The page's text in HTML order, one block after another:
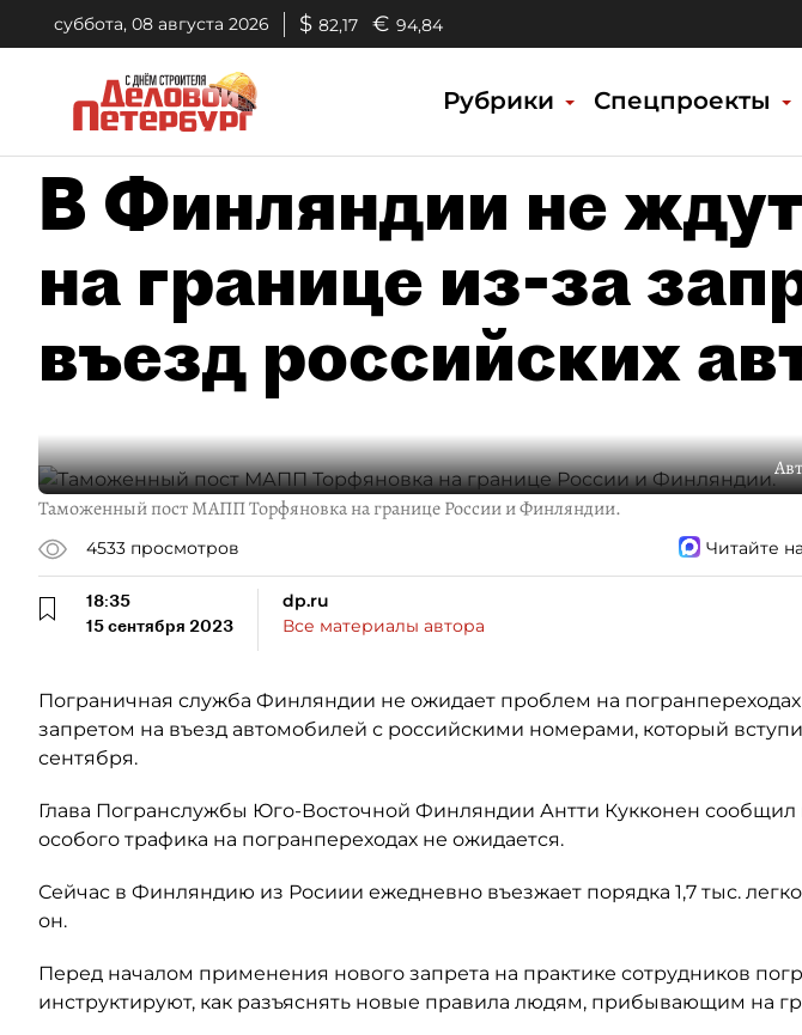
суббота, 08 августа 2026 $ 82,17 € 94,84
Рубрики Спецпроекты
В Финляндии не
на границе из-за
въезд российских
Таможенный пост МАПП Торфяновка на границе России и Финляндии.
4533 просмотров Читайте
18:35
15 сентября 2023
dp.ru
Все материалы автора
Пограничная служба Финляндии не ожидает проблем на погранпереходах
запретом на въезд автомобилей с российскими номерами, который
сентября.
Глава Погранслужбы Юго-Восточной Финляндии Антти Кукконен сообщил
особого трафика на погранпереходах не ожидается.
Сейчас в Финляндию из Росиии ежедневно въезжает порядка 1,7 тыс.
он.
Перед началом применения нового запрета на практике сотрудников
инструктируют, как разъяснять новые правила людям, прибывающим на